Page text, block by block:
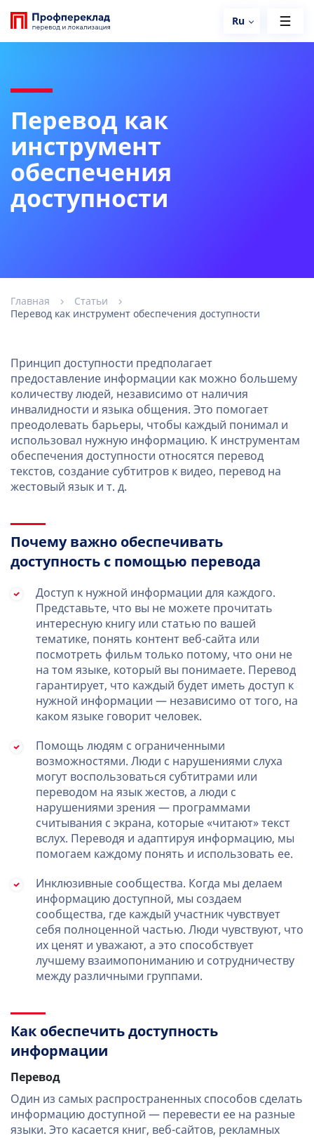
Ru
Перевод как
инструмент
обеспечения
доступности
Главная
Статьи
Перевод как инструмент обеспечения доступности
Принцип доступности предполагает
предоставление информации как можно большему
количеству людей, независимо от наличия
инвалидности и языка общения. Это помогает
преодолевать барьеры, чтобы каждый понимал и
использовал нужную информацию. К инструментам
обеспечения доступности относятся перевод
текстов, создание субтитров к видео, перевод на
жестовый язык и т. д.
Почему важно обеспечивать
доступность с помощью перевода
Доступ к нужной информации для каждого.
Представьте, что вы не можете прочитать
интересную книгу или статью по вашей
тематике, понять контент веб-сайта или
посмотреть фильм только потому, что они не
на том языке, который вы понимаете. Перевод
гарантирует, что каждый будет иметь доступ к
нужной информации — независимо от того, на
каком языке говорит человек.
Помощь людям с ограниченными
возможностями. Люди с нарушениями слуха
могут воспользоваться субтитрами или
переводом на язык жестов, а люди с
нарушениями зрения — программами
считывания с экрана, которые «читают» текст
вслух. Переводя и адаптируя информацию, мы
помогаем каждому понять и использовать ее.
Инклюзивные сообщества. Когда мы делаем
информацию доступной, мы создаем
сообщества, где каждый участник чувствует
себя полноценной частью. Люди чувствуют, что
их ценят и уважают, а это способствует
лучшему взаимопониманию и сотрудничеству
между различными группами.
Как обеспечить доступность
информации
Перевод
Один из самых распространенных способов сделать
информацию доступной — перевести ее на разные
языки. Это касается книг, веб-сайтов, рекламных